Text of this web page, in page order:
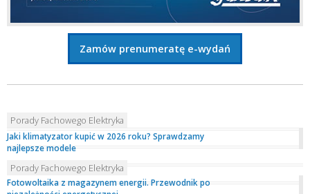
Zamów prenumeratę e-wydań
Porady Fachowego Elektryka
Jaki klimatyzator kupić w 2026 roku? Sprawdzamy
najlepsze modele
Porady Fachowego Elektryka
Fotowoltaika z magazynem energii. Przewodnik po